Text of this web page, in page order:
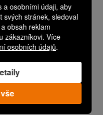
a osobními údaji, aby
svých stránek, sledoval
obsah reklam
zákazníkovi. Více
osobních údajů.
Expedice do 3 dnů
FPO KÖSTER RT 815
střešní vpust s
FPO manžetou